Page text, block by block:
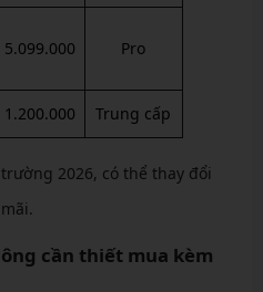
5.099.000 Pro
1.200.000 Trung cấp
2026, có thể thay đổi
cần thiết mua kèm